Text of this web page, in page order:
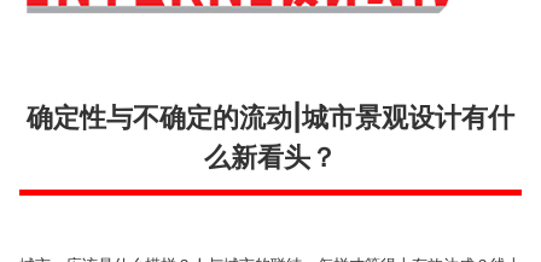
确定性与不确定的流动|城市景观设计有什
么新看头？